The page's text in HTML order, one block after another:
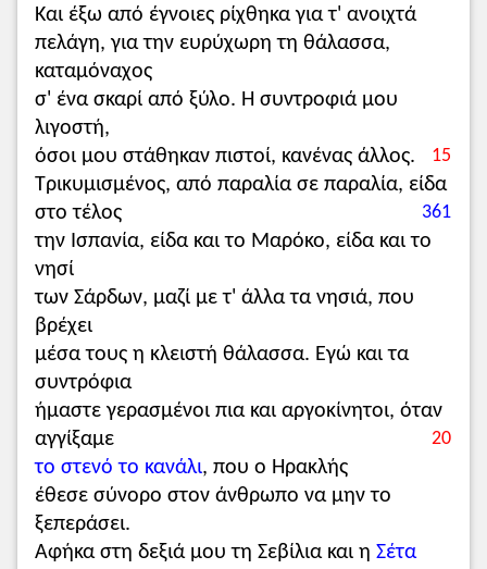
Και έξω από έγνοιες ρίχθηκα για τ' ανοιχτά
πελάγη, για την ευρύχωρη τη θάλασσα,
καταμόναχος
σ' ένα σκαρί από ξύλο. Η συντροφιά μου
λιγοστή,
όσοι μου στάθηκαν πιστοί, κανένας άλλος.
15
Τρικυμισμένος, από παραλία σε παραλία, είδα
στο τέλος
361
την Ισπανία, είδα και το Μαρόκο, είδα και το
νησί
των Σάρδων, μαζί με τ' άλλα τα νησιά, που
βρέχει
μέσα τους η κλειστή θάλασσα. Εγώ και τα
συντρόφια
ήμαστε γερασμένοι πια και αργοκίνητοι, όταν
αγγίξαμε
20
το στενό το κανάλι, που ο Ηρακλής
έθεσε σύνορο στον άνθρωπο να μην το
ξεπεράσει.
Αφήκα στη δεξιά μου τη Σεβίλια και η Σέτα